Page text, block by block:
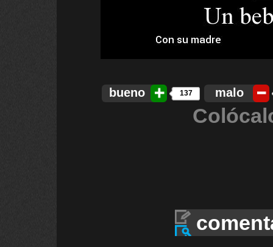
bueno 137 malo